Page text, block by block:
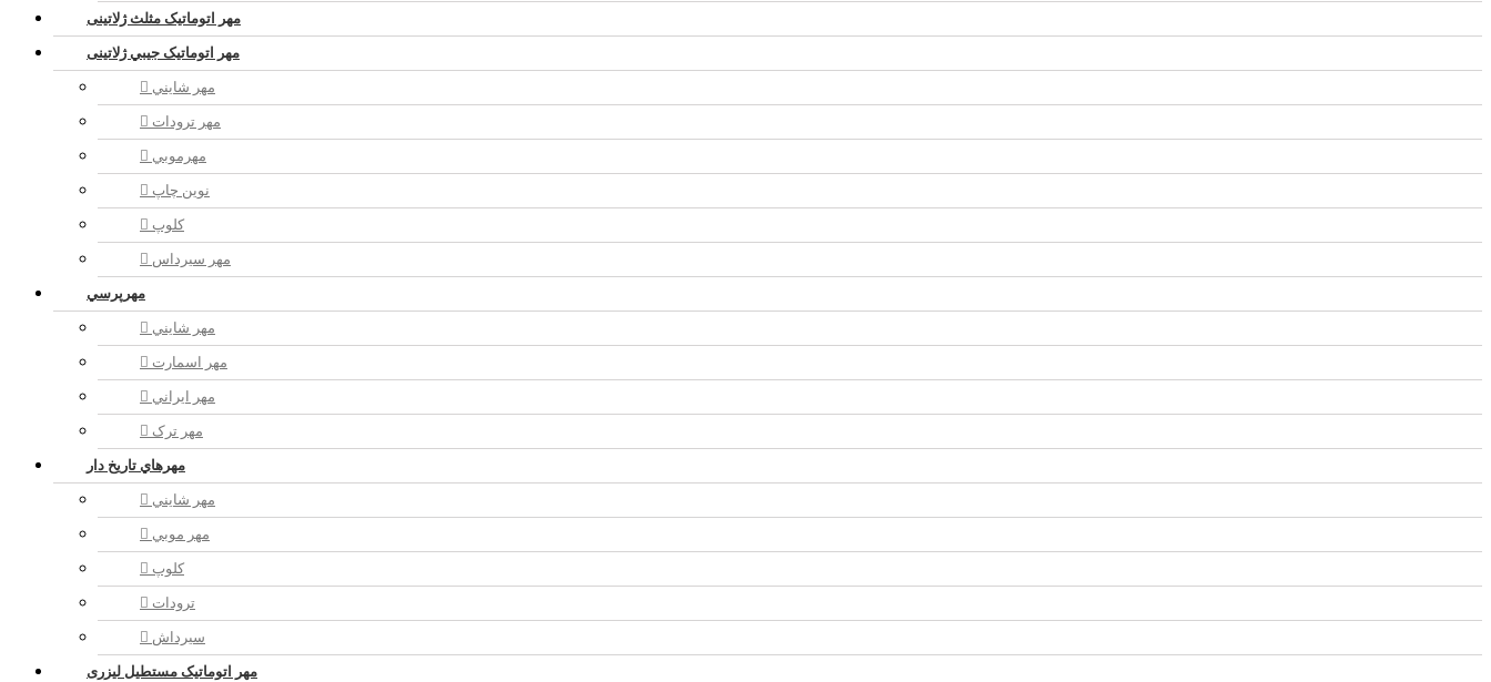
مهر اتوماتیک مثلث ژلاتینی
مهر اتوماتیک جيبي ژلاتینی
مهر شايني
مهر ترودات
مهرموبي
نوين چاپ
کلوپ
مهر سيرداس
مهرپرسي
مهر شايني
مهر اسمارت
مهر ايراني
مهر ترک
مهرهاي تاريخ دار
مهر شايني
مهر موبي
کلوپ
ترودات
سیرداش
مهر اتوماتیک مستطیل لیزری